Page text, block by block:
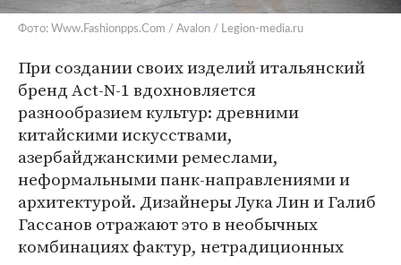
Фото: Www.Fashionpps.Com / Avalon / Legion-media.ru
При создании своих изделий итальянский
бренд Act-N-1 вдохновляется
разнообразием культур: древними
китайскими искусствами,
азербайджанскими ремеслами,
неформальными панк-направлениями и
архитектурой. Дизайнеры Лука Лин и Галиб
Гассанов отражают это в необычных
комбинациях фактур, нетрадиционных